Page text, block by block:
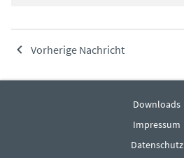
Vorherige Nachricht
Downloads
Impressum
Datenschutz